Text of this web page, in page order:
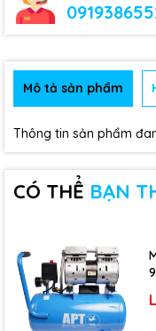
Mô tả sản phẩm
Thông tin sản phẩm
CÓ THỂ BẠN